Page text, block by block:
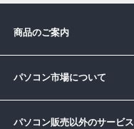
商品のご案内
パソコン市場について
パソコン販売以外のサービス